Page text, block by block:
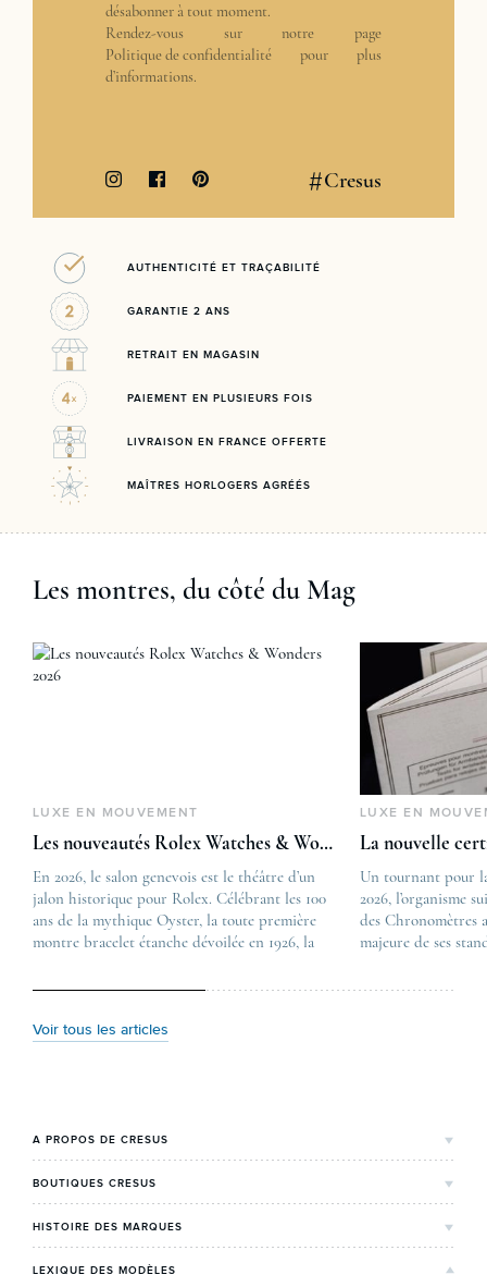
désabonner à tout moment.
Rendez-vous sur notre page
Politique de confidentialité pour plus
d’informations.
#Cresus
AUTHENTICITÉ ET TRAÇABILITÉ
GARANTIE 2 ANS
RETRAIT EN MAGASIN
PAIEMENT EN PLUSIEURS FOIS
LIVRAISON EN FRANCE OFFERTE
MAÎTRES HORLOGERS AGRÉÉS
Les montres, du côté du Mag
Voir tous les articles
LUXE EN MOUVEMENT
Les nouveautés Rolex Watches & Wonders 2026
En 2026, le salon genevois est le théâtre d’un
jalon historique pour Rolex. Célébrant les 100
ans de la mythique Oyster, la toute première
montre bracelet étanche dévoilée en 1926, la
commémorative alliant héritage patrimonial et
métallurgique à la réinterprétation esthétique
The post
Les nouveautés
first appeared on
Lovetime
LUXE EN
La nouvelle
Un tournant pour
2026, l’organisme
des Chronomètres
majeure de ses
Chronometer”,
A PROPOS DE CRESUS
L'Histoire de Cresus
Notre expertise
BOUTIQUES CRESUS
Lyon
HISTOIRE DES MARQUES
Rolex
LEXIQUE DES MODÈLES